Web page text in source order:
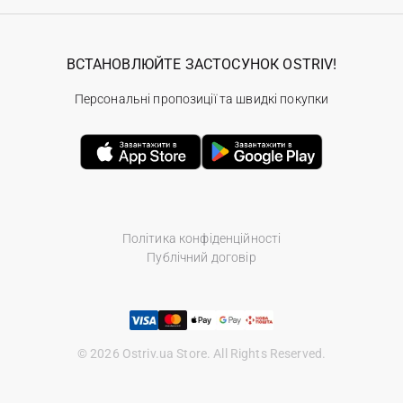
Політика конфіденційності
Публічний договір
© 2026 Ostriv.ua Store. All Rights Reserved.
ВСТАНОВЛЮЙТЕ ЗАСТОСУНОК OSTRIV!
Персональні пропозиції та швидкі покупки